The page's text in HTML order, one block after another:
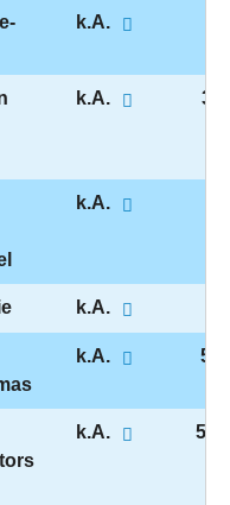
k.A.
k.A. 3-
k.A.
k.A.
k.A. 5-
k.A. 5-